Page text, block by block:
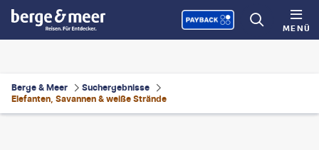
MENÜ
Berge & Meer
Suchergebnisse
Elefanten, Savannen & weiße Strände